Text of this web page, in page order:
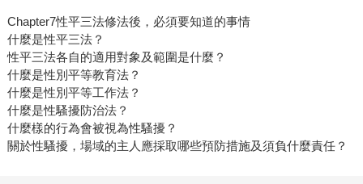
Chapter7性平三法修法後，必須要知道的事情
什麼是性平三法？
性平三法各自的適用對象及範圍是什麼？
什麼是性別平等教育法？
什麼是性別平等工作法？
什麼是性騷擾防治法？
什麼樣的行為會被視為性騷擾？
關於性騷擾，場域的主人應採取哪些預防措施及須負什麼責任？